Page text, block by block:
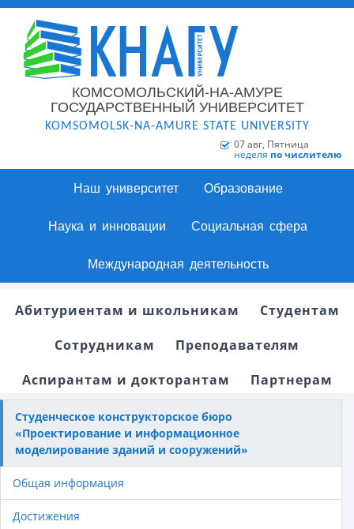
КОМСОМОЛЬСКИЙ-НА-АМУРЕ
ГОСУДАРСТВЕННЫЙ УНИВЕРСИТЕТ
KOMSOMOLSK-NA-AMURE STATE UNIVERSITY
07 авг, Пятница
неделя по числителю
Наш университет Образование
Наука и инновации Социальная сфера
Международная деятельность
Абитуриентам и школьникам
Студентам
Сотрудникам
Преподавателям
Аспирантам и докторантам
Партнерам
Студенческое конструкторское бюро
«Проектирование и информационное
моделирование зданий и сооружений»
Общая информация
Достижения